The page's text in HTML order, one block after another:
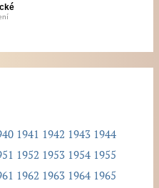
1941 1942 1943 1944
1952 1953 1954 1955
1962 1963 1964 1965